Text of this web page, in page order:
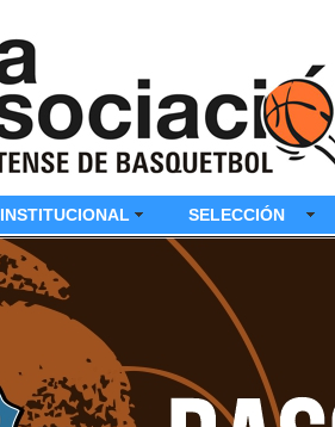
INSTITUCIONAL SELECCIÓN